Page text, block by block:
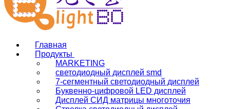
Главная
Продукты
MARKETING
светодиодный дисплей smd
7-сегментный светодиодный дисплей
Буквенно-цифровой LED дисплей
Дисплей СИД матрицы многоточия